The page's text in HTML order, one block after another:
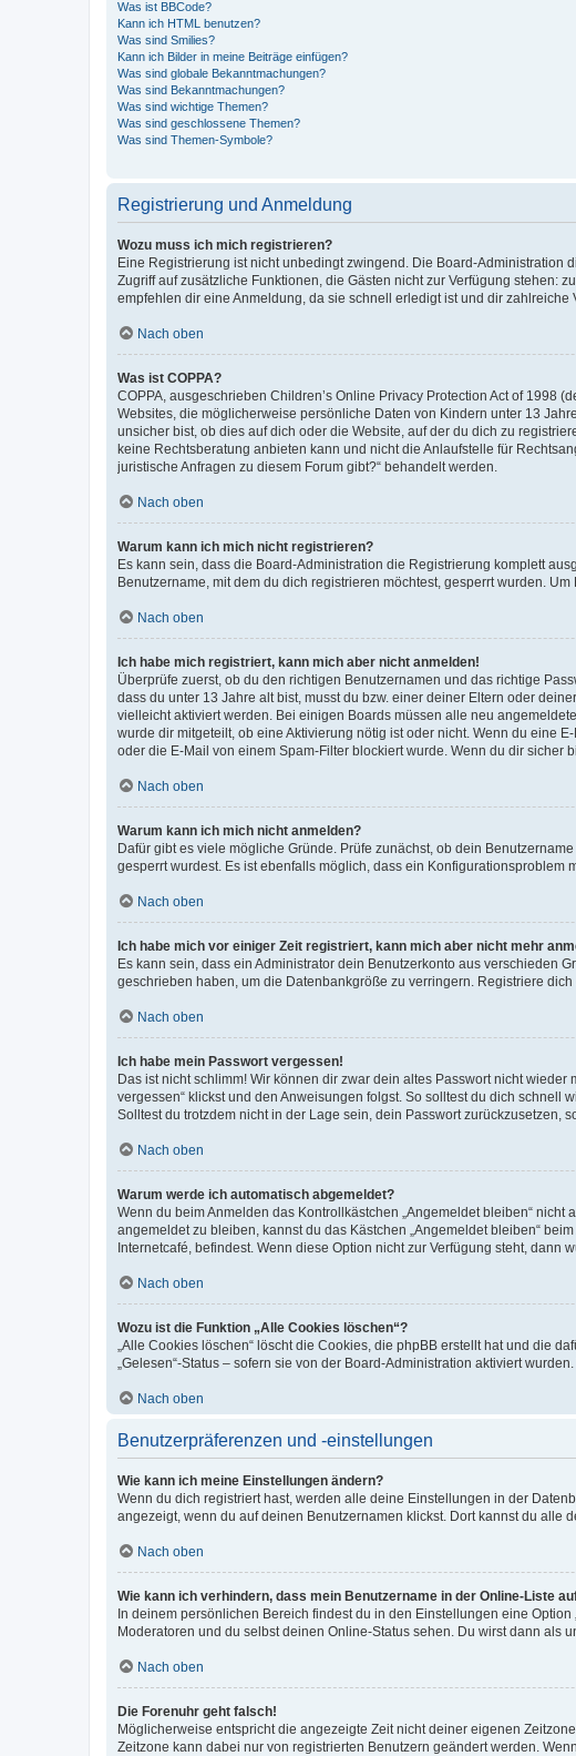
Was ist BBCode?
Kann ich HTML benutzen?
Was sind Smilies?
Kann ich Bilder in meine Beiträge einfügen?
Was sind globale Bekanntmachungen?
Was sind Bekanntmachungen?
Was sind wichtige Themen?
Was sind geschlossene Themen?
Was sind Themen-Symbole?
Registrierung und Anmeldung
Wozu muss ich mich registrieren?
Eine Registrierung ist nicht unbedingt zwingend. Die Board-Administration
Zugriff auf zusätzliche Funktionen, die Gästen nicht zur Verfügung stehen:
empfehlen dir eine Anmeldung, da sie schnell erledigt ist und dir zahlreiche
Nach oben
Was ist COPPA?
COPPA, ausgeschrieben Children’s Online Privacy Protection Act of 1998
Websites, die möglicherweise persönliche Daten von Kindern unter 13
unsicher bist, ob dies auf dich oder die Website, auf der du dich zu
keine Rechtsberatung anbieten kann und nicht die Anlaufstelle für
juristische Anfragen zu diesem Forum gibt?“ behandelt werden.
Nach oben
Warum kann ich mich nicht registrieren?
Es kann sein, dass die Board-Administration die Registrierung komplett
Benutzername, mit dem du dich registrieren möchtest, gesperrt wurden.
Nach oben
Ich habe mich registriert, kann mich aber nicht anmelden!
Überprüfe zuerst, ob du den richtigen Benutzernamen und das richtige
dass du unter 13 Jahre alt bist, musst du bzw. einer deiner Eltern oder
vielleicht aktiviert werden. Bei einigen Boards müssen alle neu
wurde dir mitgeteilt, ob eine Aktivierung nötig ist oder nicht. Wenn du eine
oder die E-Mail von einem Spam-Filter blockiert wurde. Wenn du dir sicher
Nach oben
Warum kann ich mich nicht anmelden?
Dafür gibt es viele mögliche Gründe. Prüfe zunächst, ob dein
gesperrt wurdest. Es ist ebenfalls möglich, dass ein Konfigurationsproblem
Nach oben
Ich habe mich vor einiger Zeit registriert, kann mich aber nicht mehr
Es kann sein, dass ein Administrator dein Benutzerkonto aus verschieden
geschrieben haben, um die Datenbankgröße zu verringern. Registriere
Nach oben
Ich habe mein Passwort vergessen!
Das ist nicht schlimm! Wir können dir zwar dein altes Passwort nicht
vergessen“ klickst und den Anweisungen folgst. So solltest du dich schnell
Solltest du trotzdem nicht in der Lage sein, dein Passwort zurückzusetzen,
Nach oben
Warum werde ich automatisch abgemeldet?
Wenn du beim Anmelden das Kontrollkästchen „Angemeldet bleiben“
angemeldet zu bleiben, kannst du das Kästchen „Angemeldet bleiben“
Internetcafé, befindest. Wenn diese Option nicht zur Verfügung steht, dann
Nach oben
Wozu ist die Funktion „Alle Cookies löschen“?
„Alle Cookies löschen“ löscht die Cookies, die phpBB erstellt hat und die
„Gelesen“-Status – sofern sie von der Board-Administration aktiviert
Nach oben
Benutzerpräferenzen und -einstellungen
Wie kann ich meine Einstellungen ändern?
Wenn du dich registriert hast, werden alle deine Einstellungen in der
angezeigt, wenn du auf deinen Benutzernamen klickst. Dort kannst du alle
Nach oben
Wie kann ich verhindern, dass mein Benutzername in der Online-Liste
In deinem persönlichen Bereich findest du in den Einstellungen eine
Moderatoren und du selbst deinen Online-Status sehen. Du wirst dann als
Nach oben
Die Forenuhr geht falsch!
Möglicherweise entspricht die angezeigte Zeit nicht deiner eigenen
Zeitzone kann dabei nur von registrierten Benutzern geändert werden.